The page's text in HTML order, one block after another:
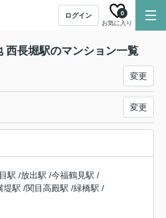
ログイン
お気に入り
0
西長堀駅のマンション一覧
変更
変更
駅 /放出駅 /今福鶴見駅 /
堤駅 /関目高殿駅 /緑橋駅 /